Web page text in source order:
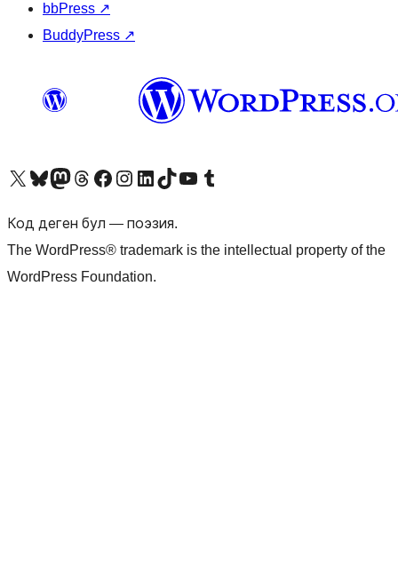
bbPress ↗
BuddyPress ↗
Visit our X (formerly Twitter) account
Visit our Bluesky account
Биздин Mastodon түрмөгүбүзгө баш багыңыз
Visit our Threads account
Биздин Facebook баракчабызга кириңиз
Биздин Instagram баракчабызга баш багыңыз
Биздин LinkedIn баракчабызга баш багыңыз
Visit our TikTok account
Visit our YouTube channel
Visit our Tumblr account
Код деген бул — поэзия.
The WordPress® trademark is the intellectual property of the
WordPress Foundation.